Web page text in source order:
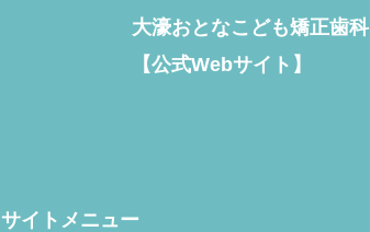
大濠おとなこども矯正歯科
【公式Webサイト】
サイトメニュー